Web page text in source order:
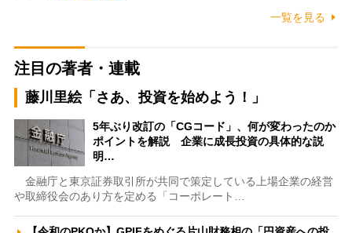
一覧を見る
注目の著者・連載
藤川里絵「さあ、投資を始めよう！」
5年ぶり改訂の「CGコード」、何が変わったのか
ポイントを解説 企業に成長投資の具体的な説
明…
金融庁と東京証券取引所が共同で策定している上場企業の経営
や取締役会のあり方を定める「コーポレート…